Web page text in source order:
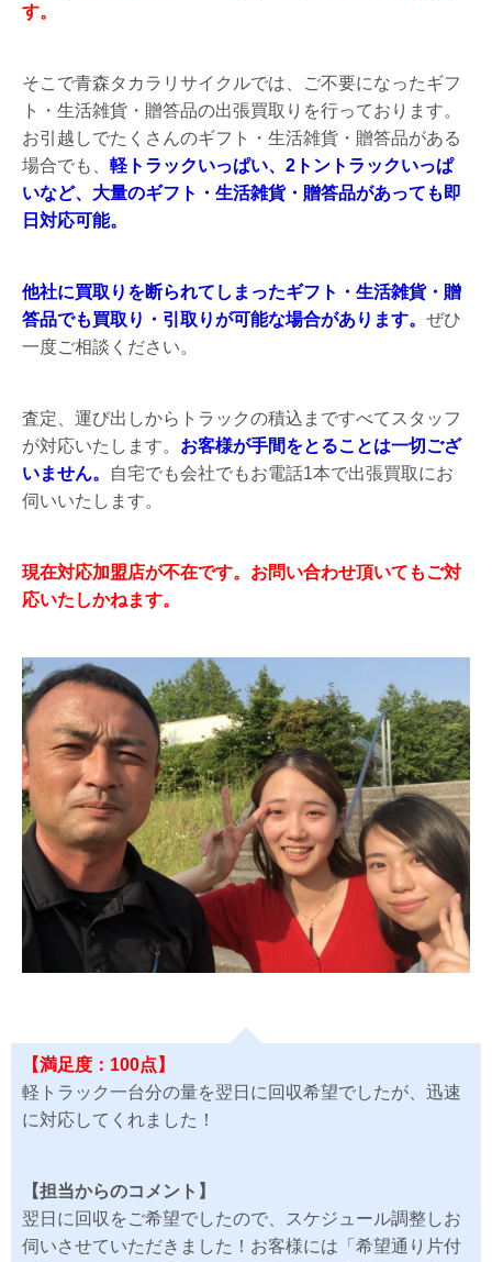
す。
そこで青森タカラリサイクルでは、ご不要になったギフ
ト・生活雑貨・贈答品の出張買取りを行っております。
お引越しでたくさんのギフト・生活雑貨・贈答品がある
場合でも、 軽トラックいっぱい、2トントラックいっぱ
いなど、大量のギフト・生活雑貨・贈答品があっても即
日対応可能。
他社に買取りを断られてしまったギフト・生活雑貨・贈
答品でも買取り・引取りが可能な場合があります。 ぜひ
一度ご相談ください。
査定、運び出しからトラックの積込まですべてスタッフ
が対応いたします。 お客様が手間をとることは一切ござ
いません。
自宅でも会社でもお電話1本で出張買取にお
伺いいたします。
現在対応加盟店が不在です。お問い合わせ頂いてもご対
応いたしかねます。
【満足度：100点】
軽トラック一台分の量を翌日に回収希望でしたが、迅速
に対応してくれました！
【担当からのコメント】
翌日に回収をご希望でしたので、スケジュール調整しお
伺いさせていただきました！お客様には「希望通り片付